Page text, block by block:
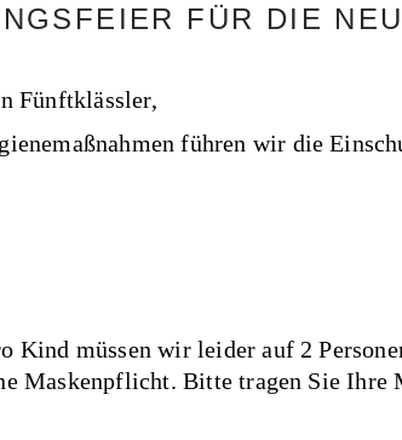
FÜR DIE
Fünftklässler,
führen wir die
Kind müssen wir leider auf 2
Maskenpflicht. Bitte tragen Sie